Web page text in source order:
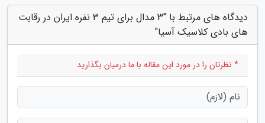
دیدگاه های مرتبط با "3 مدال برای تیم 3 نفره ایران در رقابت
های بادی کلاسیک آسیا"
* نظرتان را در مورد این مقاله با ما درمیان بگذارید